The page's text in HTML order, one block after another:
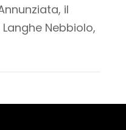
il
Nebbiolo,